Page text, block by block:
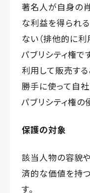
著名人が自身の
な利益を得られ
ない（排他的に
パブリシティ権で
利用して販売す
勝手に使って自
パブリシティ権の
保護の対象
該当人物の容貌
済的な価値を持
す。